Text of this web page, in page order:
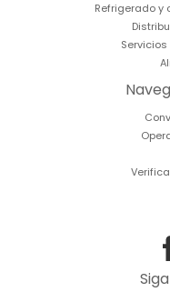
Refrigerado y